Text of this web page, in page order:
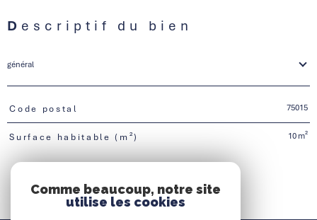
Descriptif du bien
général
TRAD_PAMPERO_Caracteristique
Code postal 75015
Surface habitable (m²) 10 m²
Comme beaucoup, notre site
utilise les cookies